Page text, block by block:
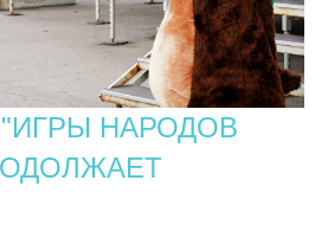
"ИГРЫ НАРОДОВ